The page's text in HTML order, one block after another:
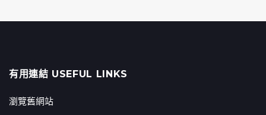
有用連結 USEFUL LINKS
瀏覽舊網站